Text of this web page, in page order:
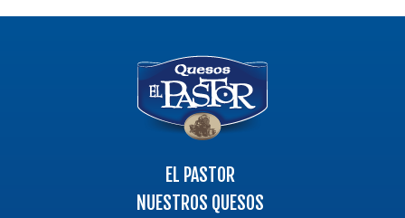
EL PASTOR
NUESTROS QUESOS